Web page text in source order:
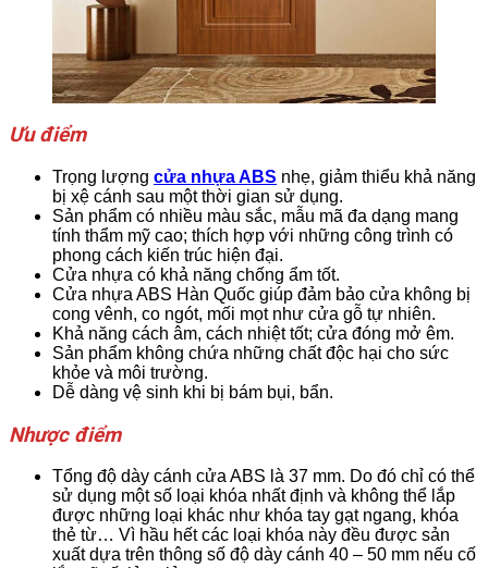
Ưu điểm
Trọng lượng cửa nhựa ABS nhẹ, giảm thiểu khả năng
bị xệ cánh sau một thời gian sử dụng.
Sản phẩm có nhiều màu sắc, mẫu mã đa dạng mang
tính thẩm mỹ cao; thích hợp với những công trình có
phong cách kiến trúc hiện đại.
Cửa nhựa có khả năng chống ẩm tốt.
Cửa nhựa ABS Hàn Quốc giúp đảm bảo cửa không bị
cong vênh, co ngót, mối mọt như cửa gỗ tự nhiên.
Khả năng cách âm, cách nhiệt tốt; cửa đóng mở êm.
Sản phẩm không chứa những chất độc hại cho sức
khỏe và môi trường.
Dễ dàng vệ sinh khi bị bám bụi, bẩn.
Nhược điểm
Tổng độ dày cánh cửa ABS là 37 mm. Do đó chỉ có thể
sử dụng một số loại khóa nhất định và không thể lắp
được những loại khác như khóa tay gạt ngang, khóa
thẻ từ… Vì hầu hết các loại khóa này đều được sản
xuất dựa trên thông số độ dày cánh 40 – 50 mm nếu cố